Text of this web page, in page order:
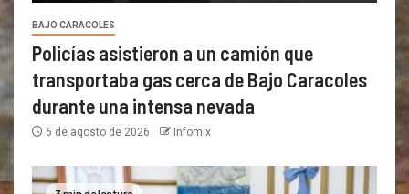
BAJO CARACOLES
Policías asistieron a un camión que
transportaba gas cerca de Bajo Caracoles
durante una intensa nevada
6 de agosto de 2026 Infomix